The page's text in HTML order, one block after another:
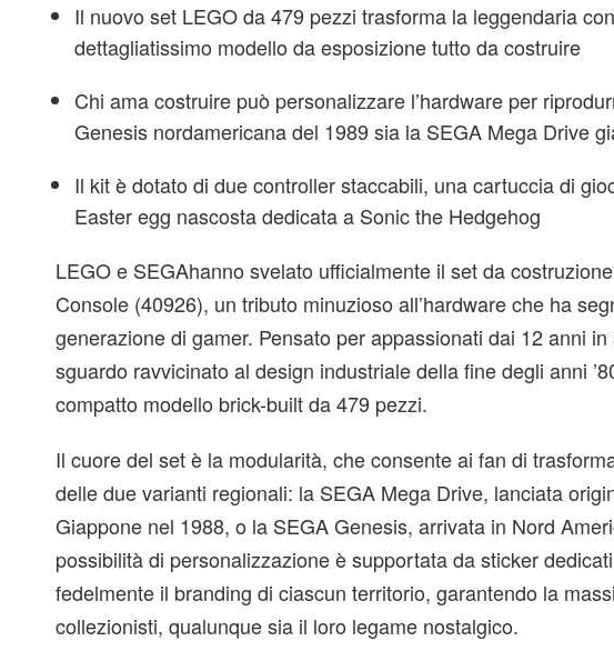
Il nuovo set LEGO da 479 pezzi trasforma la leggendaria
dettagliatissimo modello da esposizione tutto da costruire
Chi ama costruire può personalizzare l’hardware per
Genesis nordamericana del 1989 sia la SEGA Mega Drive
Il kit è dotato di due controller staccabili, una cartuccia di
Easter egg nascosta dedicata a Sonic the Hedgehog
LEGOe SEGAhanno svelato ufficialmente il set da
Console (40926), un tributo minuzioso all’hardware che ha
generazione di gamer. Pensato per appassionati dai 12 anni
sguardo ravvicinato al design industriale della fine degli anni
compatto modello brick-built da 479 pezzi.
Il cuore del set è la modularità, che consente ai fan di
delle due varianti regionali: la SEGA Mega Drive, lanciata
Giappone nel 1988, o la SEGA Genesis, arrivata in Nord
possibilità di personalizzazione è supportata da sticker
fedelmente il branding di ciascun territorio, garantendo la
collezionisti, qualunque sia il loro legame nostalgico.